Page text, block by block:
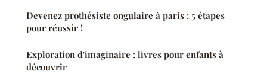
Devenez prothésiste ongulaire à paris : 5 étapes
pour réussir !
Exploration d'imaginaire : livres pour enfants à
découvrir